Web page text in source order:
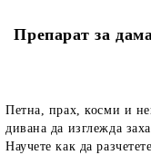
Препарат за
Петна, прах, косми и
дивана да изглежда
Научете как да